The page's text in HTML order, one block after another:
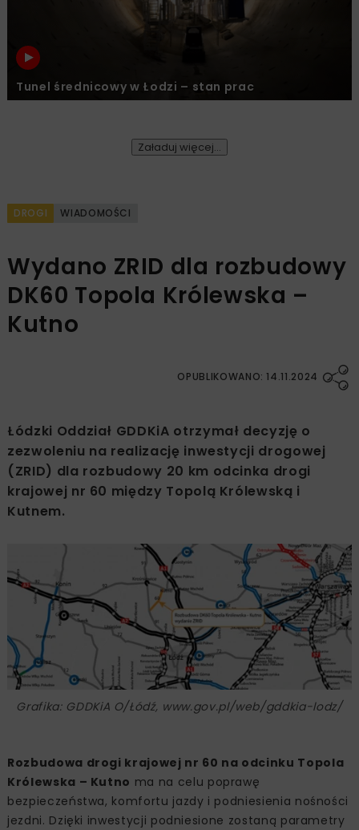
Tunel średnicowy w Łodzi – stan prac
Załaduj więcej...
DROGI WIADOMOŚCI
Wydano ZRID dla rozbudowy
DK60 Topola Królewska –
Kutno
OPUBLIKOWANO: 14.11.2024
Łódzki Oddział GDDKiA otrzymał decyzję o
zezwoleniu na realizację inwestycji drogowej
(ZRID) dla rozbudowy 20 km odcinka drogi
krajowej nr 60 między Topolą Królewską i
Kutnem.
Grafika: GDDKiA O/Łódź, www.gov.pl/web/gddkia-lodz/
Rozbudowa drogi krajowej nr 60 na odcinku Topola
Królewska – Kutno ma na celu poprawę
bezpieczeństwa, komfortu jazdy i podniesienia nośności
jezdni. Dzięki inwestycji podniesione zostaną parametry